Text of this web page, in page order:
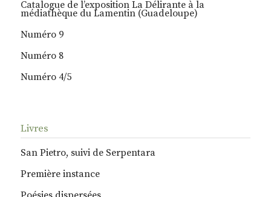
Catalogue de l’exposition La Délirante à la
médiathèque du Lamentin (Guadeloupe)
Numéro 9
Numéro 8
Numéro 4/5
Livres
San Pietro, suivi de Serpentara
Première instance